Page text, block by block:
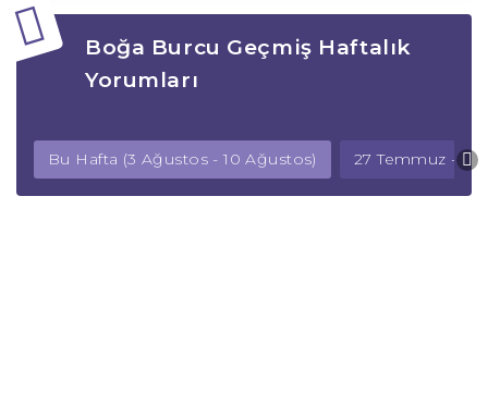
Boğa Burcu Geçmiş Haftalık
Yorumları
Bu Hafta (3 Ağustos - 10 Ağustos) 27 Temmuz - 3